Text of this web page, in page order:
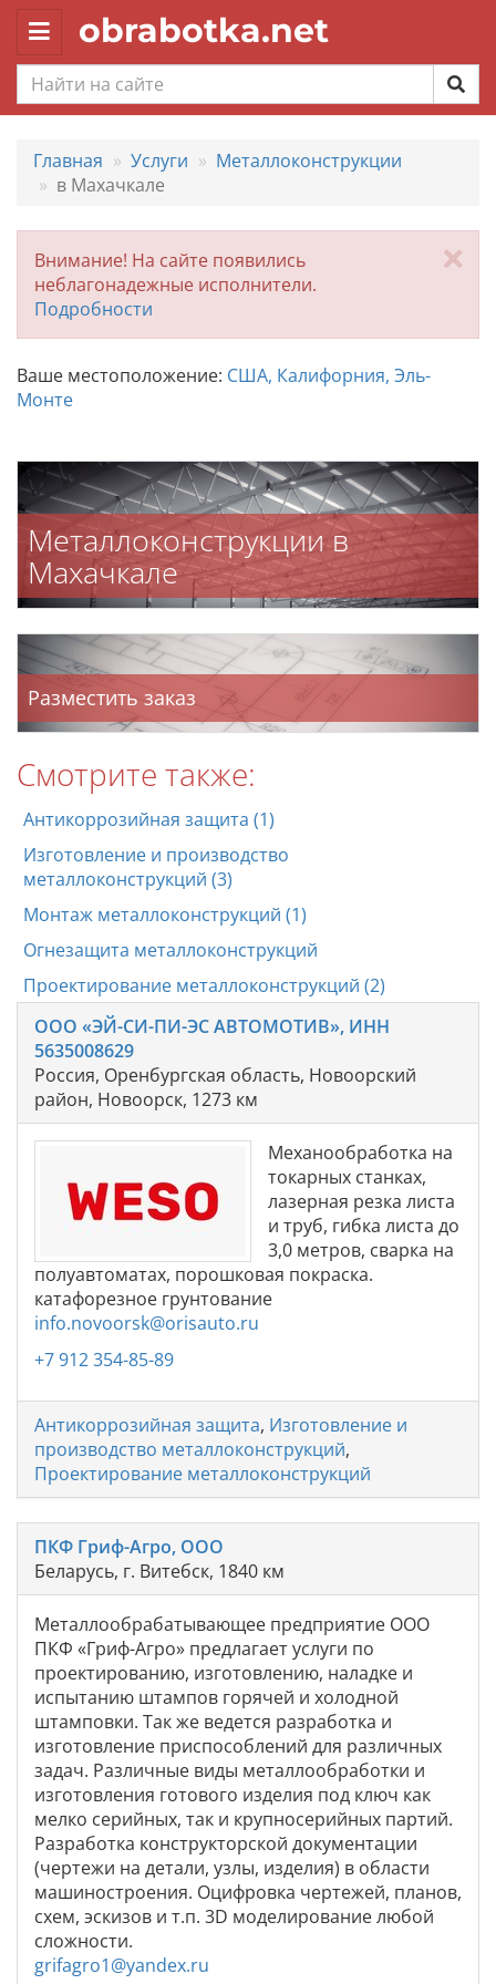
Toggle
navigation
obrabotka.net
Главная Услуги
Металлоконструкции
в Махачкале
Внимание! На сайте появились
неблагонадежные исполнители.
Подробности
Ваше местоположение: США, Калифорния, Эль-
Монте
Металлоконструкции в
Махачкале
Разместить заказ
Смотрите также:
Антикоррозийная защита (1)
Изготовление и производство
металлоконструкций (3)
Монтаж металлоконструкций (1)
Огнезащита металлоконструкций
Проектирование металлоконструкций (2)
ООО «ЭЙ-СИ-ПИ-ЭС АВТОМОТИВ», ИНН
5635008629
Россия, Оренбургская область, Новоорский
район, Новоорск, 1273 км
Механообработка на
токарных станках,
лазерная резка листа
и труб, гибка листа до
3,0 метров, сварка на
полуавтоматах, порошковая покраска.
катафорезное грунтование
info.novoorsk@orisauto.ru
+7 912 354-85-89
Антикоррозийная защита, Изготовление и
производство металлоконструкций,
Проектирование металлоконструкций
ПКФ Гриф-Агро, ООО
Беларусь, г. Витебск, 1840 км
Металлообрабатывающее предприятие ООО
ПКФ «Гриф-Агро» предлагает услуги по
проектированию, изготовлению, наладке и
испытанию штампов горячей и холодной
штамповки. Так же ведется разработка и
изготовление приспособлений для различных
задач. Различные виды металлообработки и
изготовления готового изделия под ключ как
мелко серийных, так и крупносерийных партий.
Разработка конструкторской документации
(чертежи на детали, узлы, изделия) в области
машиностроения. Оцифровка чертежей, планов,
схем, эскизов и т.п. 3D моделирование любой
сложности.
grifagro1@yandex.ru